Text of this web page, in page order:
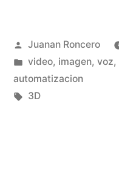
j
t
Publicado
por
Juanan Roncero
Publicado
en
video, imagen,
automatizacion
Etiquetas:
3D